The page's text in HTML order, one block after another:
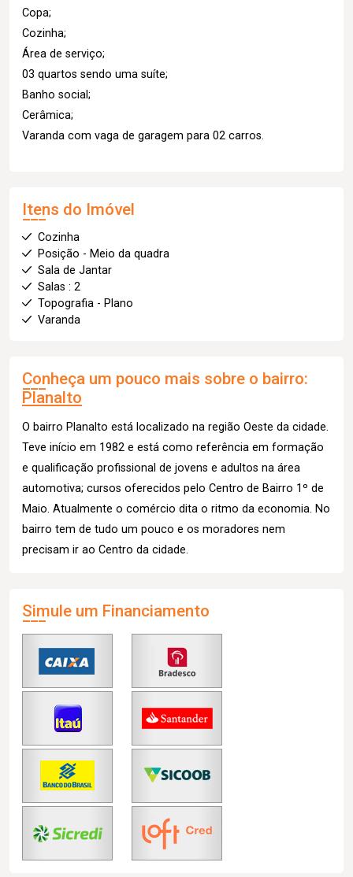
Copa;
Cozinha;
Área de serviço;
03 quartos sendo uma suíte;
Banho social;
Cerâmica;
Varanda com vaga de garagem para 02 carros.
Itens do Imóvel
Cozinha
Posição - Meio da quadra
Sala de Jantar
Salas : 2
Topografia - Plano
Varanda
Conheça um pouco mais sobre o bairro:
Planalto
O bairro Planalto está localizado na região Oeste da cidade.
Teve início em 1982 e está como referência em formação
e qualificação profissional de jovens e adultos na área
automotiva; cursos oferecidos pelo Centro de Bairro 1º de
Maio. Atualmente o comércio dita o ritmo da economia. No
bairro tem de tudo um pouco e os moradores nem
precisam ir ao Centro da cidade.
Simule um Financiamento